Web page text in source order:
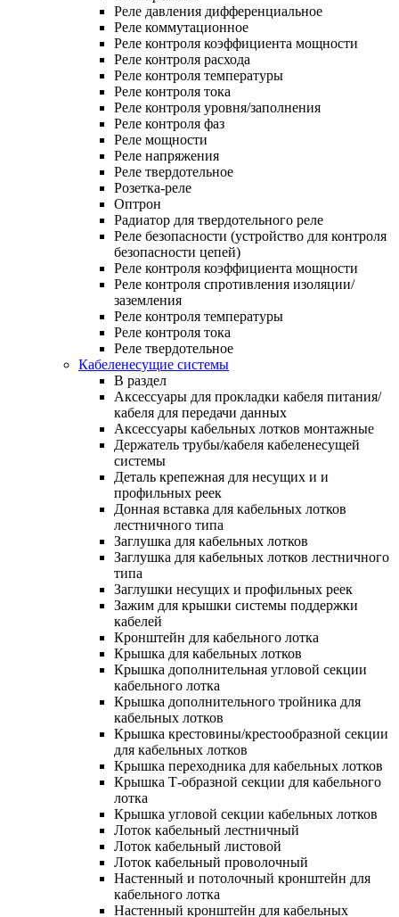
Реле давления дифференциальное
Реле коммутационное
Реле контроля коэффициента мощности
Реле контроля расхода
Реле контроля температуры
Реле контроля тока
Реле контроля уровня/заполнения
Реле контроля фаз
Реле мощности
Реле напряжения
Реле твердотельное
Розетка-реле
Оптрон
Радиатор для твердотельного реле
Реле безопасности (устройство для контроля
безопасности цепей)
Реле контроля коэффициента мощности
Реле контроля спротивления изоляции/
заземления
Реле контроля температуры
Реле контроля тока
Реле твердотельное
Кабеленесущие системы
В раздел
Аксессуары для прокладки кабеля питания/
кабеля для передачи данных
Аксессуары кабельных лотков монтажные
Держатель трубы/кабеля кабеленесущей
системы
Деталь крепежная для несущих и и
профильных реек
Донная вставка для кабельных лотков
лестничного типа
Заглушка для кабельных лотков
Заглушка для кабельных лотков лестничного
типа
Заглушки несущих и профильных реек
Зажим для крышки системы поддержки
кабелей
Кронштейн для кабельного лотка
Крышка для кабельных лотков
Крышка дополнительная угловой секции
кабельного лотка
Крышка дополнительного тройника для
кабельных лотков
Крышка крестовины/крестообразной секции
для кабельных лотков
Крышка переходника для кабельных лотков
Крышка Т-образной секции для кабельного
лотка
Крышка угловой секции кабельных лотков
Лоток кабельный лестничный
Лоток кабельный листовой
Лоток кабельный проволочный
Настенный и потолочный кронштейн для
кабельного лотка
Настенный кронштейн для кабельных